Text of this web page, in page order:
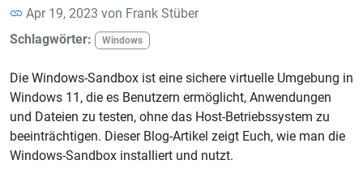
Apr 19, 2023 von Frank Stüber
Schlagwörter:
Windows
Die Windows-Sandbox ist eine sichere virtuelle Umgebung in
Windows 11, die es Benutzern ermöglicht, Anwendungen
und Dateien zu testen, ohne das Host-Betriebssystem zu
beeinträchtigen. Dieser Blog-Artikel zeigt Euch, wie man die
Windows-Sandbox installiert und nutzt.